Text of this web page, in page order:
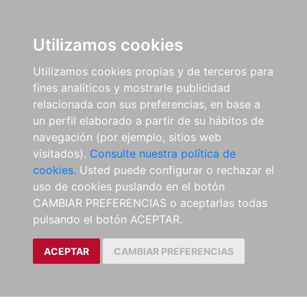
Utilizamos cookies
Utilizamos cookies propias y de terceros para
fines analíticos y mostrarle publicidad
relacionada con sus preferencias, en base a
un perfil elaborado a partir de su hábitos de
navegación (por ejemplo, sitios web
visitados). Consulte nuestra política de
cookies. Usted puede configurar o rechazar el
uso de cookies puslando en el botón
CAMBIAR PREFERENCIAS o aceptarlas todas
pulsando el botón ACEPTAR.
ACEPTAR CAMBIAR PREFERENCIAS